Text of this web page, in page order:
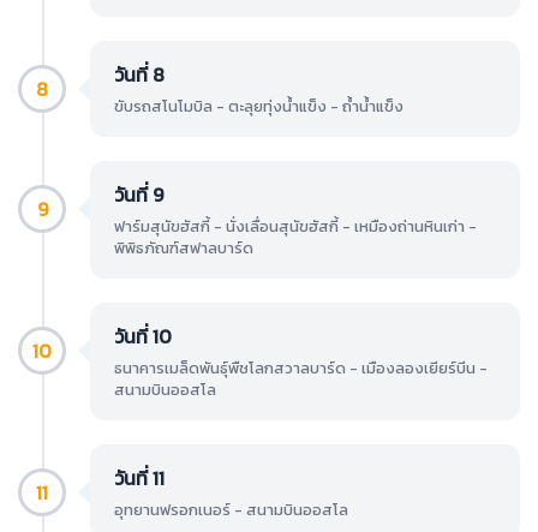
8 วันที่ 8
ขับรถสโนโมบิล - ตะลุยทุ่งน้ำแข็ง - ถ้ำน้ำแข็ง
9 วันที่ 9
ฟาร์มสุนัขฮัสกี้ - นั่งเลื่อนสุนัขฮัสกี้ - เหมืองถ่านหินเก่า -
พิพิธภัณฑ์สฟาลบาร์ด
10 วันที่ 10
ธนาคารเมล็ดพันธุ์พืชโลกสวาลบาร์ด - เมืองลองเยียร์บีน -
สนามบินออสโล
11 วันที่ 11
อุทยานฟรอกเนอร์ - สนามบินออสโล